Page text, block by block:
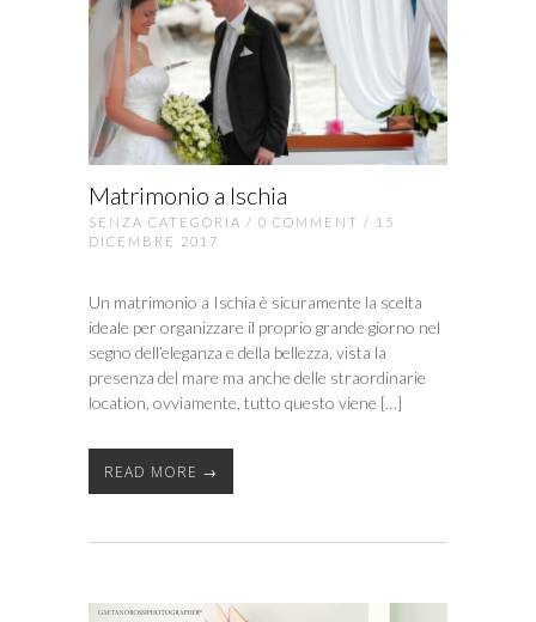
Matrimonio a Ischia
SENZA CATEGORIA / 0 COMMENT / 15
DICEMBRE 2017
Un matrimonio a Ischia è sicuramente la scelta
ideale per organizzare il proprio grande giorno nel
segno dell’eleganza e della bellezza, vista la
presenza del mare ma anche delle straordinarie
location, ovviamente, tutto questo viene […]
READ MORE →